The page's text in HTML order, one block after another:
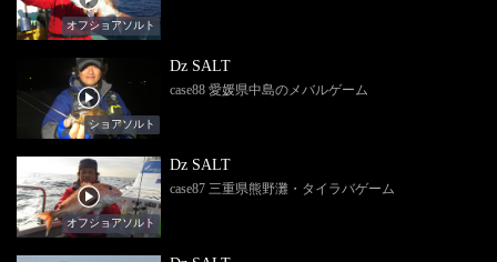
オフショアソルト
ショアソルト
Dz SALT
case88 愛媛県中島のメバルゲーム
オフショアソルト
Dz SALT
case87 三重県熊野灘・タイラバゲーム